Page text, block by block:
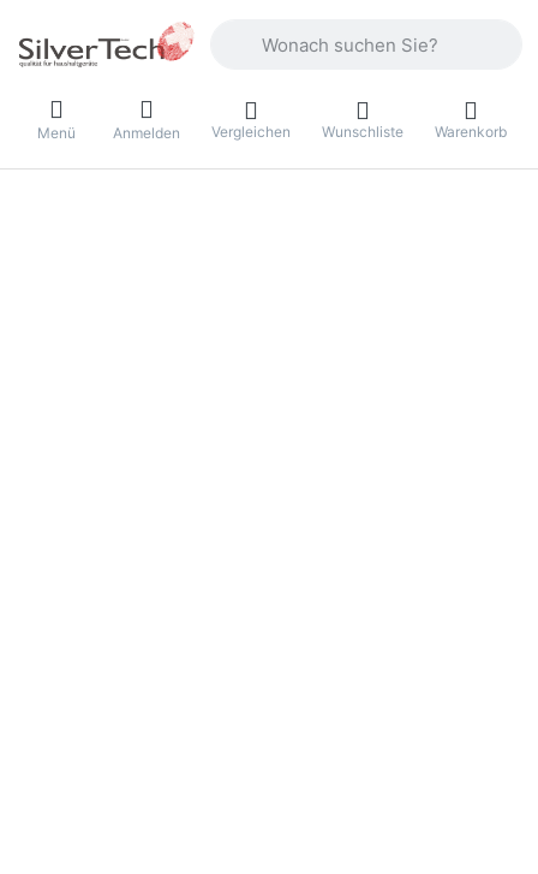
Menü Anmelden Vergleichen Wunschliste Warenkorb